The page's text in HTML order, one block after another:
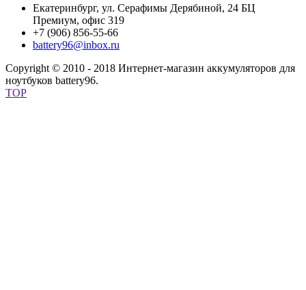
Екатеринбург, ул. Серафимы Дерябиной, 24 БЦ
Премиум, офис 319
+7 (906) 856-55-66
battery96@inbox.ru
Copyright © 2010 - 2018 Интернет-магазин аккумуляторов для
ноутбуков battery96.
TOP